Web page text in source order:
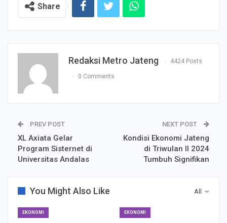
Share
Redaksi Metro Jateng 4424 Posts
0 Comments
PREV POST
XL Axiata Gelar
Program Sisternet di
Universitas Andalas
NEXT POST
Kondisi Ekonomi Jateng
di Triwulan II 2024
Tumbuh Signifikan
All
You Might Also Like
EKONOMI EKONOMI